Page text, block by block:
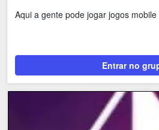
Aqui a gente pode jogar jogos mobile
Entrar no